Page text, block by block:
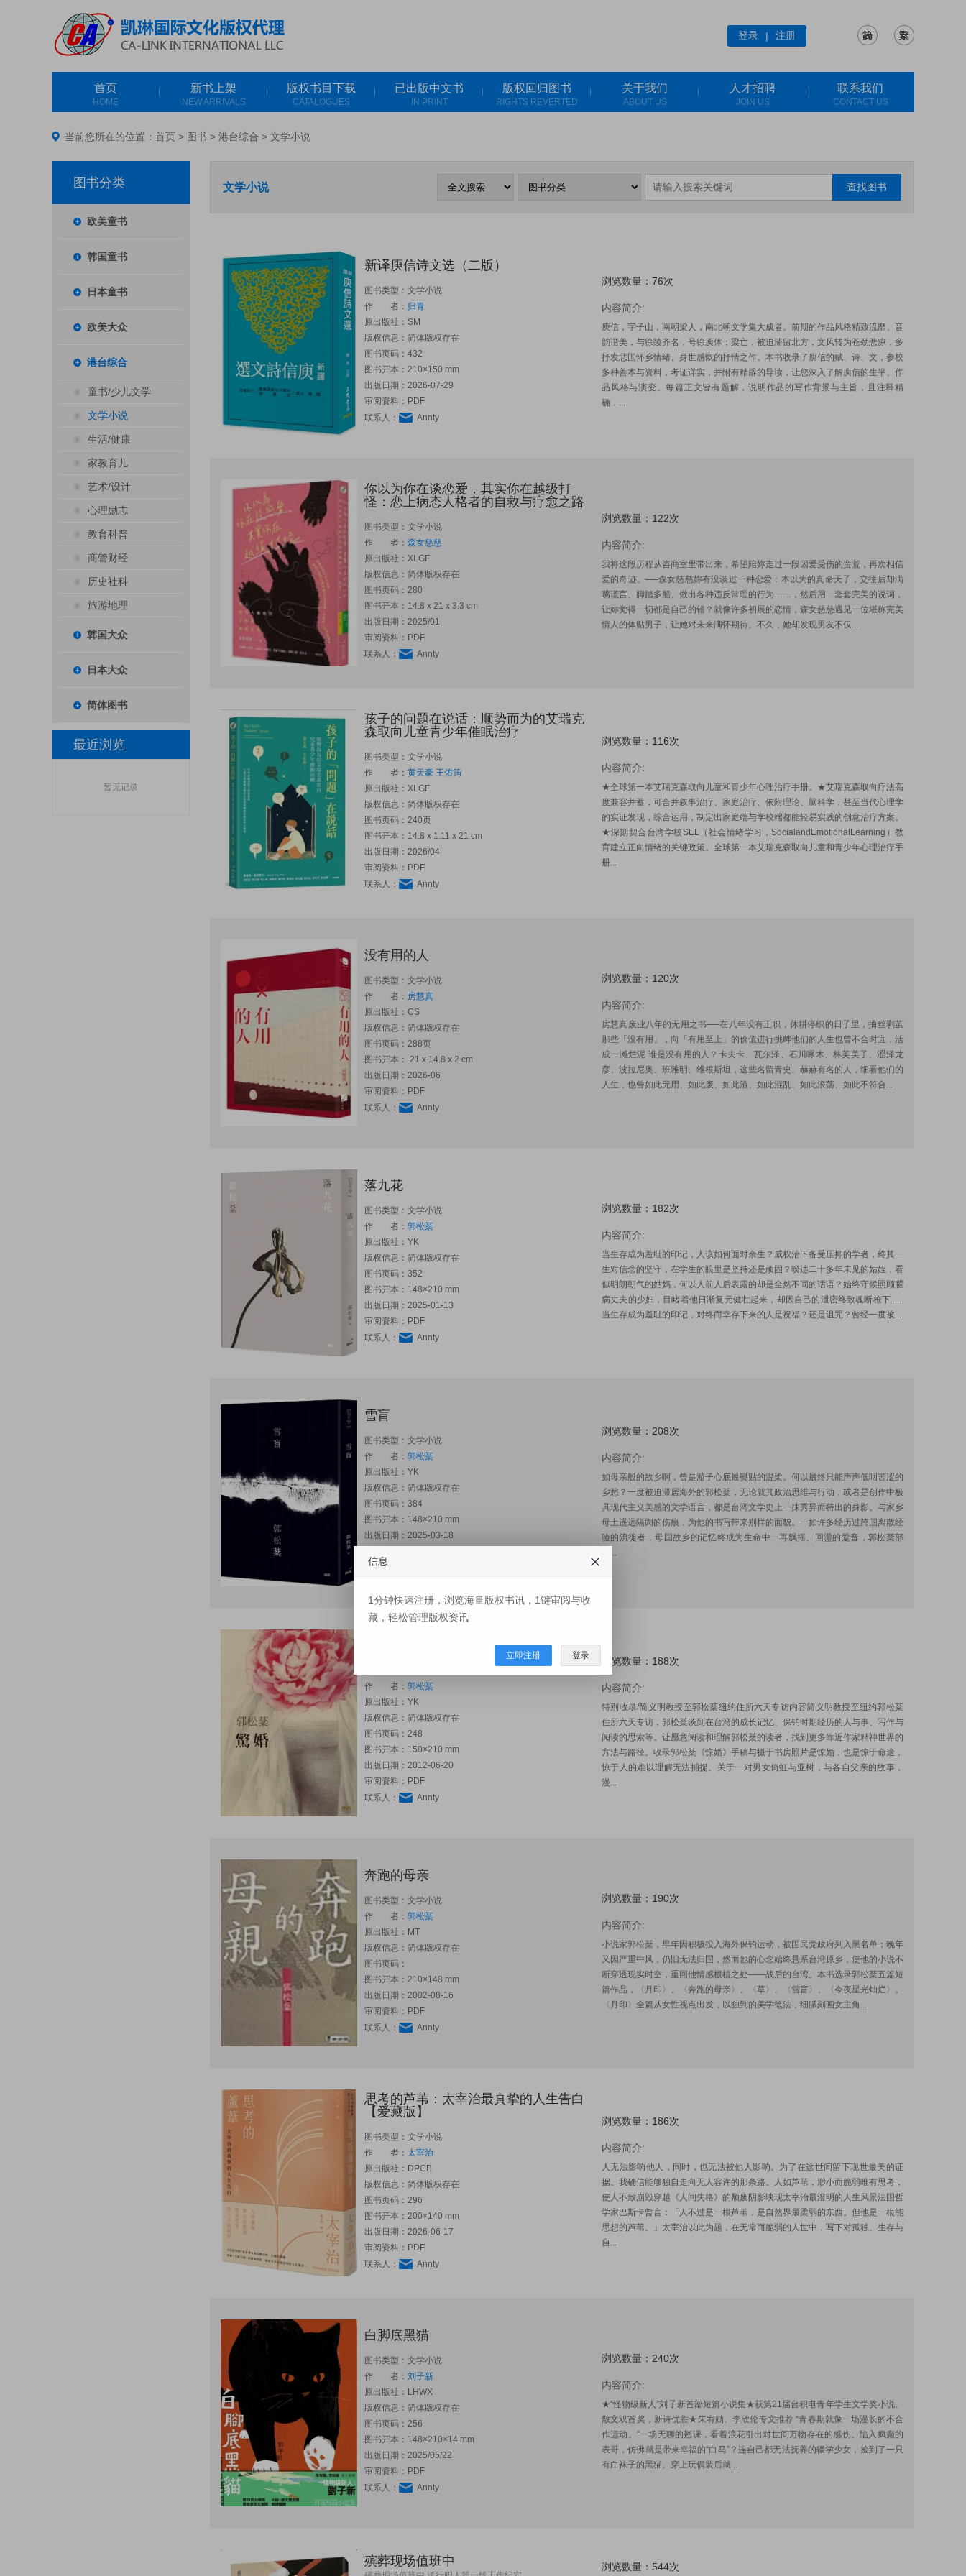
登录 | 注册
首页
HOME
新书上架
NEW ARRIVALS
版权书目下载
CATALOGUES
已出版中文书
IN PRINT
版权回归图书
RIGHTS REVERTED
关于我们
ABOUT US
人才招聘
JOIN US
联系我们
CONTACT US
当前您所在的位置： 首页 > 图书 > 港台综合 > 文学小说
图书分类
欧美童书
韩国童书
日本童书
欧美大众
港台综合
童书/少儿文学
文学小说
生活/健康
家教育儿
艺术/设计
心理励志
教育科普
商管财经
历史社科
旅游地理
韩国大众
日本大众
简体图书
最近浏览
暂无记录
文学小说 查找图书
新译庾信诗文选（二版）
图书类型：文学小说
作 者： 归青
原出版社： SM
版权信息：简体版权存在
图书页码：432
图书开本：210×150 mm
出版日期：2026-07-29
审阅资料：PDF
联系人：
Annty
浏览数量：76次
内容简介:
庾信，字子山，南朝梁人，南北朝文学集大成者。前期的作品风格精致流靡、音
韵谐美，与徐陵齐名，号徐庾体；梁亡，被迫滞留北方，文风转为苍劲悲凉，多
抒发悲国怀乡情绪、身世感慨的抒情之作。本书收录了庾信的赋、诗、文，参校
多种善本与资料，考证详实，并附有精辟的导读，让您深入了解庾信的生平、作
品风格与演变。每篇正文皆有题解，说明作品的写作背景与主旨，且注释精
确，...
你以为你在谈恋爱，其实你在越级打
怪：恋上病态人格者的自救与疗愈之路
图书类型：文学小说
作 者： 森女慈慈
原出版社： XLGF
版权信息：简体版权存在
图书页码：280
图书开本：14.8 x 21 x 3.3 cm
出版日期：2025/01
审阅资料：PDF
联系人：
Annty
浏览数量：122次
内容简介:
我将这段历程从咨商室里带出来，希望陪妳走过一段因爱受伤的蛮荒，再次相信
爱的奇迹。──森女慈慈妳有没谈过一种恋爱：本以为的真命天子，交往后却满
嘴谎言、脚踏多船、做出各种违反常理的行为……，然后用一套套完美的说词，
让妳觉得一切都是自己的错？就像许多初展的恋情，森女慈慈遇见一位堪称完美
情人的体贴男子，让她对未来满怀期待。不久，她却发现男友不仅...
孩子的问题在说话：顺势而为的艾瑞克
森取向儿童青少年催眠治疗
图书类型：文学小说
作 者： 黄天豪 王佑筠
原出版社： XLGF
版权信息：简体版权存在
图书页码：240页
图书开本：14.8 x 1.11 x 21 cm
出版日期：2026/04
审阅资料：PDF
联系人：
Annty
浏览数量：116次
内容简介:
★全球第一本艾瑞克森取向儿童和青少年心理治疗手册。★艾瑞克森取向疗法高
度兼容并蓄，可合并叙事治疗、家庭治疗、依附理论、脑科学，甚至当代心理学
的实证发现，综合运用，制定出家庭端与学校端都能轻易实践的创意治疗方案。
★深刻契合台湾学校SEL（社会情绪学习，SocialandEmotionalLearning）教
育建立正向情绪的关键政策。全球第一本艾瑞克森取向儿童和青少年心理治疗手
册...
没有用的人
图书类型：文学小说
作 者： 房慧真
原出版社： CS
版权信息：简体版权存在
图书页码：288页
图书开本： 21 x 14.8 x 2 cm
出版日期：2026-06
审阅资料：PDF
联系人：
Annty
浏览数量：120次
内容简介:
房慧真废业八年的无用之书──在八年没有正职，休耕停织的日子里，抽丝剥茧
那些「没有用」，向「有用至上」的价值进行挑衅他们的人生也曾不合时宜，活
成一滩烂泥 谁是没有用的人？卡夫卡、瓦尔泽、石川啄木、林芙美子、涩泽龙
彦、波拉尼奥、班雅明、维根斯坦，这些名留青史、赫赫有名的人，细看他们的
人生，也曾如此无用、如此废、如此渣、如此混乱、如此浪荡、如此不符合...
落九花
图书类型：文学小说
作 者： 郭松棻
原出版社： YK
版权信息：简体版权存在
图书页码：352
图书开本：148×210 mm
出版日期：2025-01-13
审阅资料：PDF
联系人：
Annty
浏览数量：182次
内容简介:
当生存成为羞耻的印记，人该如何面对余生？威权治下备受压抑的学者，终其一
生对信念的坚守，在学生的眼里是坚持还是顽固？暌违二十多年未见的姑姪，看
似明朗朝气的姑妈，何以人前人后表露的却是全然不同的话语？始终守候照顾臞
病丈夫的少妇，目睹着他日渐复元健壮起来，却因自己的泄密终致魂断枪下......
当生存成为羞耻的印记，对终而幸存下来的人是祝福？还是诅咒？曾经一度被...
雪盲
图书类型：文学小说
作 者： 郭松棻
原出版社： YK
版权信息：简体版权存在
图书页码：384
图书开本：148×210 mm
出版日期：2025-03-18
联系人：
浏览数量：208次
内容简介:
如母亲般的故乡啊，曾是游子心底最熨贴的温柔。何以最终只能声声低咽苦涩的
乡愁？一度被迫滞居海外的郭松棻，无论就其政治思维与行动，或者是创作中极
具现代主义美感的文学语言，都是台湾文学史上一抹秀异而特出的身影。与家乡
母土遥远隔阂的伤痕，为他的书写带来别样的面貌。一如许多经历过跨国离散经
验的流徙者，母国故乡的记忆终成为生命中一再飘摇、回盪的跫音，郭松棻部
分...
作 者： 郭松棻
原出版社： YK
版权信息：简体版权存在
图书页码：248
图书开本：150×210 mm
出版日期：2012-06-20
审阅资料：PDF
联系人：
Annty
浏览数量：188次
内容简介:
特别收录/简义明教授至郭松棻纽约住所六天专访内容简义明教授至纽约郭松棻
住所六天专访，郭松棻谈到在台湾的成长记忆、保钓时期经历的人与事、写作与
阅读的思索等。让愿意阅读和理解郭松棻的读者，找到更多靠近作家精神世界的
方法与路径。收录郭松棻《惊婚》手稿与摄于书房照片是惊婚，也是惊于命途，
惊于人的难以理解无法捕捉。关于一对男女倚虹与亚树，与各自父亲的故事，
漫...
奔跑的母亲
图书类型：文学小说
作 者： 郭松棻
原出版社： MT
版权信息：简体版权存在
图书页码：
图书开本：210×148 mm
出版日期：2002-08-16
审阅资料：PDF
联系人：
Annty
浏览数量：190次
内容简介:
小说家郭松棻，早年因积极投入海外保钓运动，被国民党政府列入黑名单；晚年
又因严重中风，仍旧无法归国，然而他的心念始终悬系台湾原乡，使他的小说不
断穿透现实时空，重回他情感根植之处——战后的台湾。本书选录郭松棻五篇短
篇作品，〈月印〉、〈奔跑的母亲〉、〈草〉、〈雪盲〉、〈今夜星光灿烂〉。
〈月印〉全篇从女性视点出发，以独到的美学笔法，细腻刻画女主角...
思考的芦苇：太宰治最真挚的人生告白
【爱藏版】
图书类型：文学小说
作 者： 太宰治
原出版社： DPCB
版权信息：简体版权存在
图书页码：296
图书开本：200×140 mm
出版日期：2026-06-17
审阅资料：PDF
联系人：
Annty
浏览数量：186次
内容简介:
人无法影响他人，同时，也无法被他人影响。为了在这世间留下现世最美的证
据。我确信能够独自走向无人容许的那条路。人如芦苇，渺小而脆弱唯有思考，
使人不致崩毁穿越《人间失格》的颓废阴影映现太宰治最澄明的人生风景法国哲
学家巴斯卡曾言：「人不过是一根芦苇，是自然界最柔弱的东西。但他是一根能
思想的芦苇。」太宰治以此为题，在无常而脆弱的人世中，写下对孤独、生存与
自...
白脚底黑猫
图书类型：文学小说
作 者： 刘子新
原出版社： LHWX
版权信息：简体版权存在
图书页码：256
图书开本：148×210×14 mm
出版日期：2025/05/22
审阅资料：PDF
联系人：
Annty
浏览数量：240次
内容简介:
★“怪物级新人”刘子新首部短篇小说集★获第21届台积电青年学生文学奖小说、
散文双首奖，新诗优胜★朱宥勋、李欣伦专文推荐 “青春期就像一场漫长的不合
作运动。”一场无聊的翘课，看着浪花引出对世间万物存在的感伤。陷入疯癫的
表哥，仿佛就是带来幸福的“白马”？连自己都无法抚养的辍学少女，捡到了一只
有白袜子的黑猫。穿上玩偶装后就...
殡葬现场值班中 浏览数量：544次
信息
1分钟快速注册，浏览海量版权书讯，1键审阅与收
藏，轻松管理版权资讯
立即注册 登录